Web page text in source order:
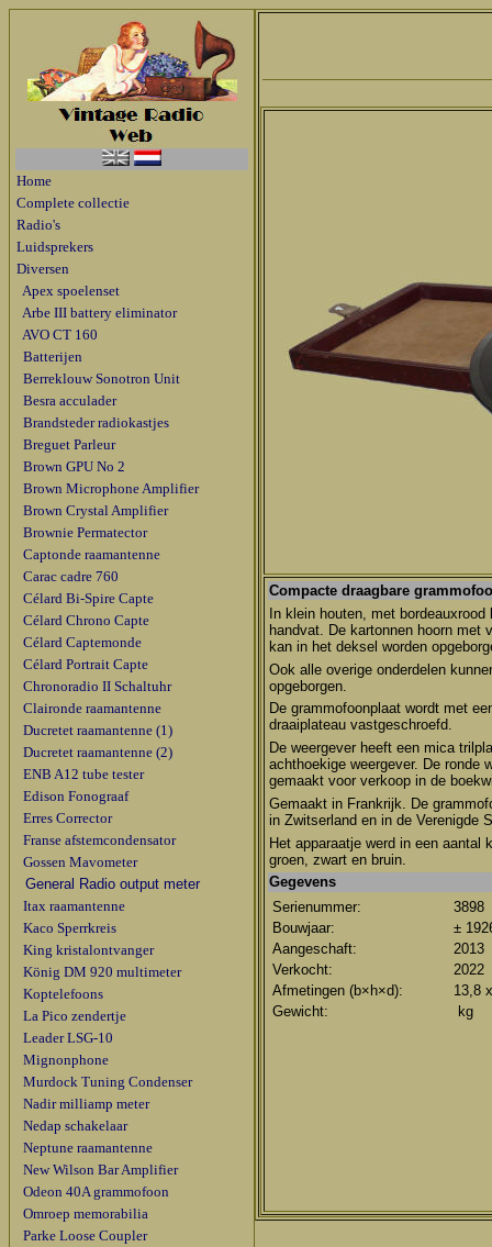
Home
Complete collectie
Radio's
Luidsprekers
Diversen
Apex spoelenset
Arbe III battery eliminator
AVO CT 160
Batterijen
Berreklouw Sonotron Unit
Besra acculader
Brandsteder radiokastjes
Breguet Parleur
Brown GPU No 2
Brown Microphone Amplifier
Brown Crystal Amplifier
Brownie Permatector
Captonde raamantenne
Carac cadre 760
Célard Bi-Spire Capte
Célard Chrono Capte
Célard Captemonde
Célard Portrait Capte
Chronoradio II Schaltuhr
Claironde raamantenne
Ducretet raamantenne (1)
Ducretet raamantenne (2)
ENB A12 tube tester
Edison Fonograaf
Erres Corrector
Franse afstemcondensator
Gossen Mavometer
General Radio output meter
Itax raamantenne
Kaco Sperrkreis
King kristalontvanger
König DM 920 multimeter
Koptelefoons
La Pico zendertje
Leader LSG-10
Mignonphone
Murdock Tuning Condenser
Nadir milliamp meter
Nedap schakelaar
Neptune raamantenne
New Wilson Bar Amplifier
Odeon 40A grammofoon
Omroep memorabilia
Parke Loose Coupler
Compacte draagbare
In klein houten, met
handvat. De kartonnen hoorn met
kan in het deksel worden
Ook alle overige onderdelen
opgeborgen.
De grammofoonplaat wordt met
draaiplateau vastgeschroefd.
De weergever heeft een mica
achthoekige weergever. De ronde
gemaakt voor verkoop in de
Gemaakt in Frankrijk. De
in Zwitserland en in de Verenigde
Het apparaatje werd in een aantal
groen, zwart en bruin.
Gegevens
Serienummer:
3898
Bouwjaar:
±
Aangeschaft:
2013
Verkocht:
2022
Afmetingen (b×h×d):
13,8
Gewicht:
kg